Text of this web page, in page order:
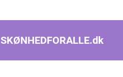
SKØNHEDFORALLE.dk